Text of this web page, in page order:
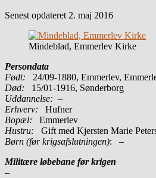
Senest opdateret 2. maj 2016
Mindeblad, Emmerlev Kirke
Persondata
Født: 24/09-1880, Emmerlev,
Død: 15/01-1916, Sønderborg
Uddannelse: –
Erhverv: Hufner
Bopæl: Emmerlev
Hustru: Gift med Kjersten Marie
Børn (før krigsafslutningen): –
Militære løbebane før krigen
–